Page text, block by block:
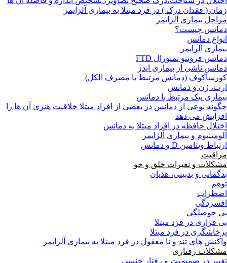
زمان ( فقدان درک ) در فرد مبتلا به بیماری آلزایمر
مراحل بیماری آلزایمر
دمانس چیست؟
انواع دمانس
بیماری آلزایمر
دمانس فرونتو تمپورال FTD
دمانس ناشی از بیماری ایدز
کورساکوف (دمانس مرتبط با مصرف الکل)
ارث، ژن و دمانس
بیماری پیک مرتبط با دمانس
چگونه نوعی از دمانس در بعضی از افراد مبتلا خلاقیت هنری آن ها را
افزایش می دهد
اختلال حافظه در افراد مبتلا به دمانس
آلومینیوم و بیماری آلزایمر
ارتباط ویتامین D و دمانس
مراقبت
مشکلات و تغیرات خلق و خو
بدگمانی و بدبینی، هذیان
توهم
اضطراب
افسردگی
بی حوصلگی
بی قراری در فرد مبتلا
پرخاشگری در فرد مبتلا
واکنش های تند و نا معقول در فرد مبتلا به بیماری آلزایمر
مشکلات رفتاری
تغییر در صمیمیت و رفتار جنسی